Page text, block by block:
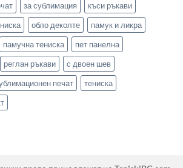
за сублимация
къси ръкави
обло деколте
памук и ликра
памучна тениска
пет панелна
реглан ръкави
с двоен шев
печат
тениска